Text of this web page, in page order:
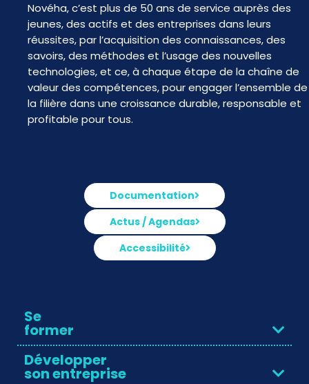
Novéha, c’est plus de 50 ans de service auprès des
jeunes, des actifs et des entreprises dans leurs
réussites, par l’acquisition des connaissances, des
savoirs, des méthodes et l’usage des nouvelles
technologies, et ce, à chaque étape de la chaîne de
valeur des compétences, pour engager l’ensemble de
la filière dans une croissance durable, responsable et
profitable pour tous.
Documentation
Actus / Agendas
Accessibilité
Se
former
Développer
son entreprise